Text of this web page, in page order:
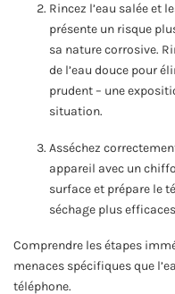
Rincez l’eau salée et
présente un risque
sa nature corrosive.
de l’eau douce pour
prudent – une
situation.
Asséchez
appareil avec un
surface et prépare le
séchage plus
Comprendre les étapes
menaces spécifiques que
téléphone.